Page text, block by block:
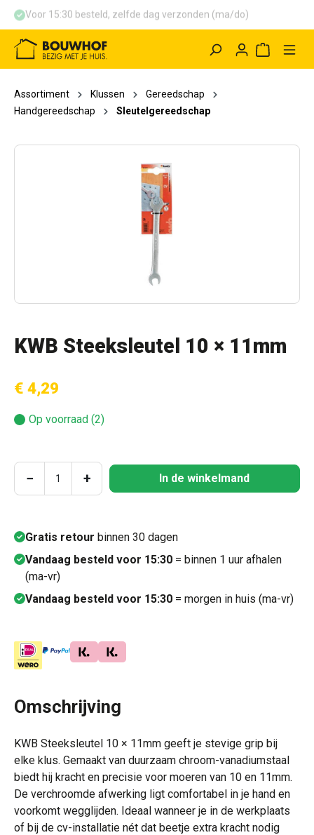
Voor 15:30 besteld, zelfde dag verzonden (ma/do)
Assortiment Klussen
Gereedschap
Handgereedschap
Sleutelgereedschap
KWB Steeksleutel 10 × 11mm
€ 4,29
Op voorraad (2)
Producthoeveelheid: Voer de gewenste
− + In de winkelmand
Gratis retour binnen 30 dagen
Vandaag besteld voor 15:30 = binnen 1 uur afhalen
(ma-vr)
Vandaag besteld voor 15:30 = morgen in huis (ma-vr)
Omschrijving
KWB Steeksleutel 10 × 11mm geeft je stevige grip bij
elke klus. Gemaakt van duurzaam chroom-vanadiumstaal
biedt hij kracht en precisie voor moeren van 10 en 11mm.
De verchroomde afwerking ligt comfortabel in je hand en
voorkomt wegglijden. Ideaal wanneer je in de werkplaats
of bij de cv-installatie nét dat beetje extra kracht nodig